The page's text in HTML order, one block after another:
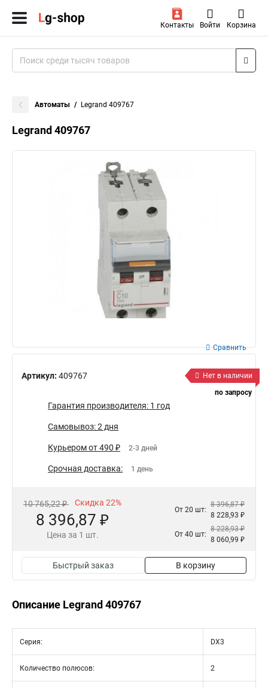
Контакты Войти Корзина
Автоматы Legrand 409767
Legrand 409767
Артикул: 409767
Сравнить
Нет в наличии
по запросу
Гарантия производителя: 1 год
Самовывоз: 2 дня
Курьером от 490 ₽ 2-3 дней
Срочная доставка: 1 день
10 765,22 ₽ Скидка 22%
8 396,87 ₽
Цена за 1 шт.
От 20 шт:
8 396,87 ₽
8 228,93 ₽
От 40 шт:
8 228,93 ₽
8 060,99 ₽
Быстрый заказ В корзину
Описание Legrand 409767
Серия: DX3
Количество полюсов: 2